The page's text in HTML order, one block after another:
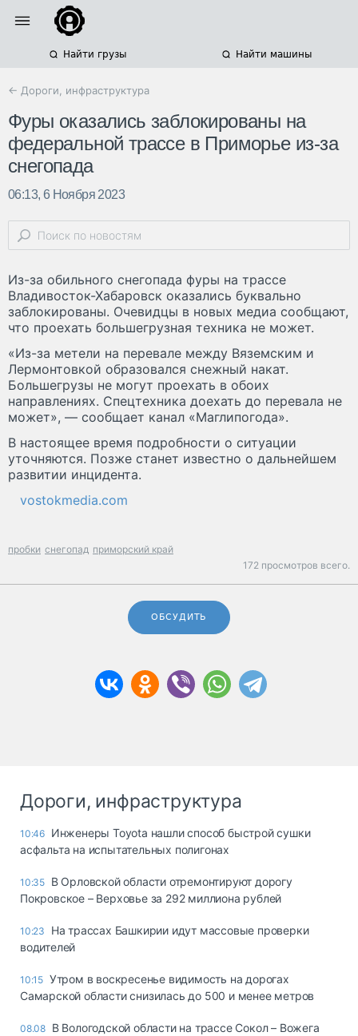
Найти грузы Найти машины
← Дороги, инфраструктура
Фуры оказались заблокированы на
федеральной трассе в Приморье из-за
снегопада
06:13, 6 Ноября 2023
Из-за обильного снегопада фуры на трассе
Владивосток-Хабаровск оказались буквально
заблокированы. Очевидцы в новых медиа сообщают,
что проехать большегрузная техника не может.
«Из-за метели на перевале между Вяземским и
Лермонтовкой образовался снежный накат.
Большегрузы не могут проехать в обоих
направлениях. Спецтехника доехать до перевала не
может», — сообщает канал «Маглипогода».
В настоящее время подробности о ситуации
уточняются. Позже станет известно о дальнейшем
развитии инцидента.
vostokmedia.com
пробки снегопад приморский край
172 просмотров всего.
ОБСУДИТЬ
Дороги, инфраструктура
10:46 Инженеры Toyota нашли способ быстрой сушки
асфальта на испытательных полигонах
10:35 В Орловской области отремонтируют дорогу
Покровское – Верховье за 292 миллиона рублей
10:23
На трассах Башкирии идут массовые проверки
водителей
10:15 Утром в воскресенье видимость на дорогах
Самарской области снизилась до 500 и менее метров
08.08 В Вологодской области на трассе Сокол – Вожега